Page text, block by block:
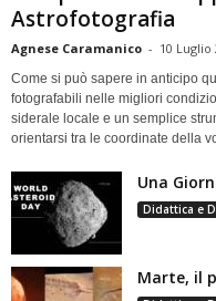
Astrofotografia
Agnese Caramanico - 10 Luglio
Come si può sapere in anticipo
fotografabili nelle migliori
siderale locale e un semplice
orientarsi tra le coordinate della
Una
Didattica e
Marte, il